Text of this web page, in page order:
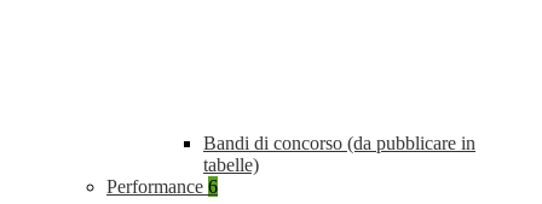
Bandi di concorso (da pubblicare in
tabelle)
Performance 6